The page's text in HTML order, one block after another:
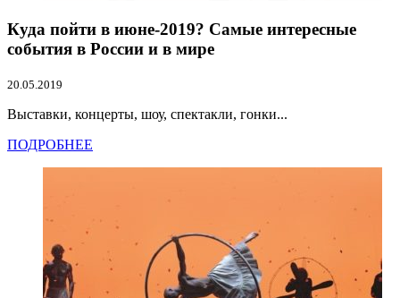
Куда пойти в июне-2019? Самые интересные
события в России и в мире
20.05.2019
Выставки, концерты, шоу, спектакли, гонки...
ПОДРОБНЕЕ